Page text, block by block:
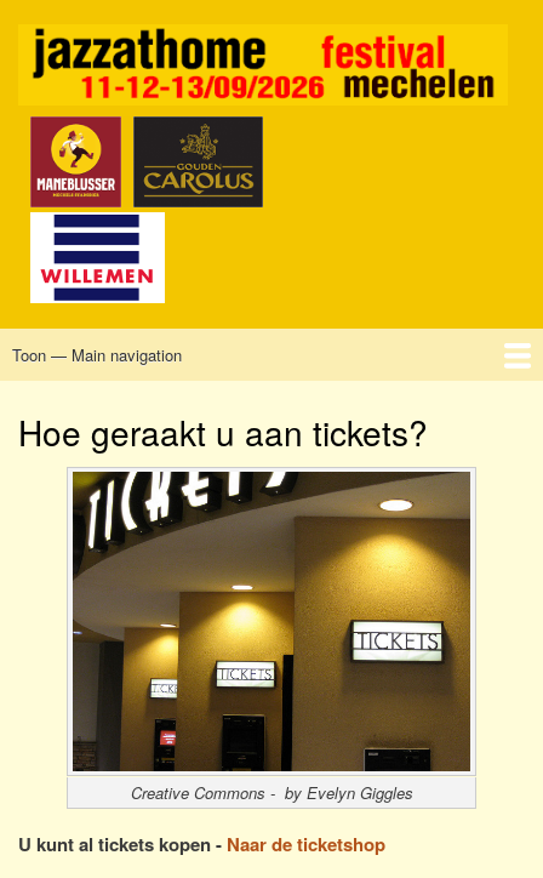
de
Main
Toon — Main navigation
Hoe geraakt u aan tickets?
Creative Commons - by Evelyn Giggles
U kunt al tickets kopen - Naar de ticketshop